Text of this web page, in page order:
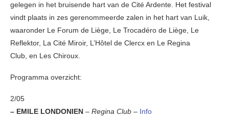
gelegen in het bruisende hart van de Cité Ardente. Het festival
vindt plaats in zes gerenommeerde zalen in het hart van Luik,
waaronder Le Forum de Liège, Le Trocadéro de Liège, Le
Reflektor, La Cité Miroir, L’Hôtel de Clercx en Le Regina
Club, en Les Chiroux.
Programma overzicht:
2/05
– EMILE LONDONIEN – Regina Club – Info